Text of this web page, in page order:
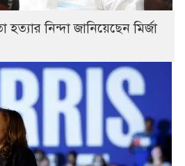
হত্যার নিন্দা জানিয়েছেন মির্জা